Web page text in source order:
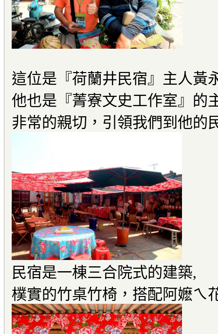
這位是『荷蘭井民宿』主人黃
他也是『菁寮文史工作室』的
非常的親切，引領我們到他的
民宿是一棟三合院式的建築,
樸實的竹桌竹椅，搭配阿嬷ㄟ